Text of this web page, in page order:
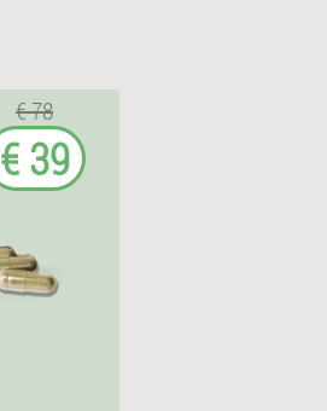
€ 78
€ 39